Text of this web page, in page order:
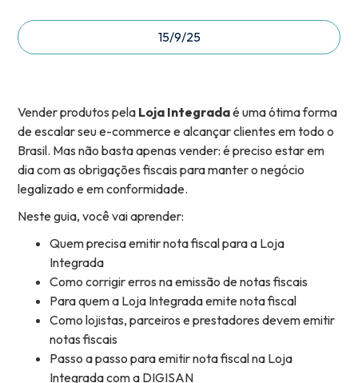
15/9/25
Vender produtos pela Loja Integradaé uma ótima forma
de escalar seu e-commerce e alcançar clientes em todo o
Brasil. Mas não basta apenas vender: é preciso estar em
dia com as obrigações fiscais para manter o negócio
legalizado e em conformidade.
Neste guia, você vai aprender:
Quem precisa emitir nota fiscal para a Loja
Integrada
Como corrigir erros na emissão de notas fiscais
Para quem a Loja Integrada emite nota fiscal
Como lojistas, parceiros e prestadores devem emitir
notas fiscais
Passo a passo para emitir nota fiscal na Loja
Integrada com a DIGISAN